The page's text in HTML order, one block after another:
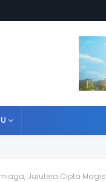
Jurutera Cipta